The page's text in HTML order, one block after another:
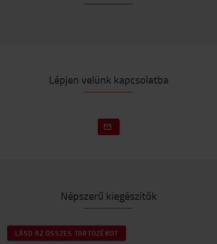
Lépjen velünk kapcsolatba
Népszerű kiegészítők
LÁSD AZ ÖSSZES TARTOZÉKOT